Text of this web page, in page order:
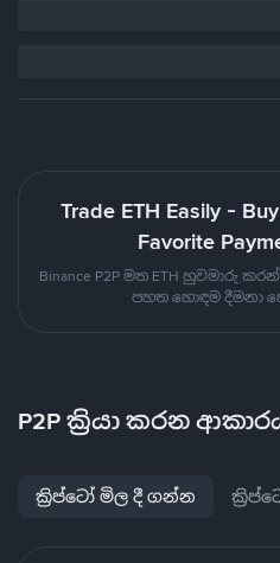
Trade ETH Easily -
Favorite
Binance P2P මත ETH හුවමාරු
පහත හොඳම දීමනා
P2P ක්‍රියා කරන
ක්‍රිප්ටෝ මිල දී ගන්න